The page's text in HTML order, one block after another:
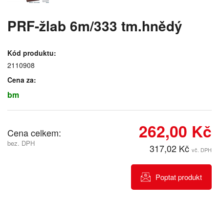
PRF-žlab 6m/333 tm.hnědý
Kód produktu:
2110908
Cena za:
bm
Cena celkem:
bez. DPH
262,00 Kč
317,02 Kč vč. DPH
Poptat produkt